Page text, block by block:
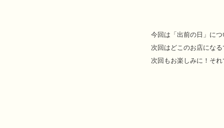
今回は「出前の日」に
次回はどこのお店にな
次回もお楽しみに！そ